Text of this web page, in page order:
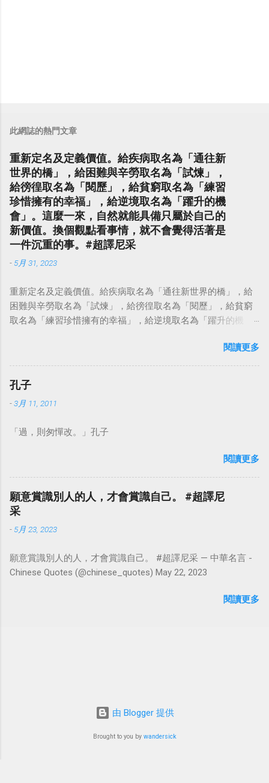
此網誌的熱門文章
重新定名及定義價值。給疾病取名為「通往新
世界的橋」，給困難與辛勞取名為「試煉」，
給徬徨取名為「閱歷」，給貧窮取名為「練習
珍惜擁有的幸福」，給逆境取名為「躍升的機
會」。這麼一來，自然就能具備只屬於自己的
新價值。換個觀點看事情，就不會覺得活著是
一件沉重的事。#超譯尼采
- 5月 31, 2023
重新定名及定義價值。給疾病取名為「通往新世界的橋」，給
困難與辛勞取名為「試煉」，給徬徨取名為「閱歷」，給貧窮
取名為「練習珍惜擁有的幸福」，給逆境取名為「躍升的機
點看事情，就不會覺得活著是一件沉重的事。#超譯尼采 — 中
華名言 - Chinese Quotes (@chinese_quotes) May 23, 2023
閱讀更多
孔子
-3月 11, 2011
「過，則匆憚改。」孔子
閱讀更多
願意賞識別人的人，才會賞識自己。 #超譯尼
采
- 5月 23, 2023
願意賞識別人的人，才會賞識自己。 #超譯尼采 — 中華名言 -
Chinese Quotes (@chinese_quotes) May 22, 2023
閱讀更多
由 Blogger 提供
Brought to you by wandersick